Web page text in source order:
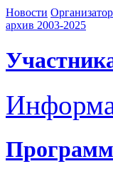
Новости
архив 2003-2025